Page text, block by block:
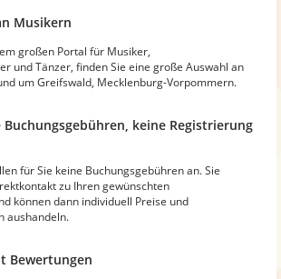
Musikern
großen Portal für Musiker,
und Tänzer, finden Sie eine große Auswahl an
um Greifswald, Mecklenburg-Vorpommern.
Buchungsgebühren, keine Registrierung
für Sie keine Buchungsgebühren an. Sie
zu Ihren gewünschten
können dann individuell Preise und
aushandeln.
Bewertungen